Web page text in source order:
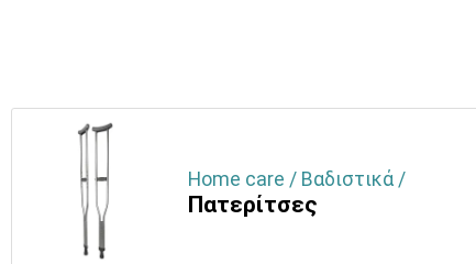
Home care / Βαδιστικά /
Πατερίτσες